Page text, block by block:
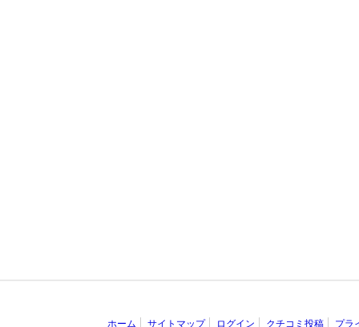
ホーム サイトマップ ログイン クチコミ投稿 プラ